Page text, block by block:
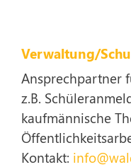
Verwaltung/
Ansprechpartner
z.B.
kaufmännische
Kontakt: